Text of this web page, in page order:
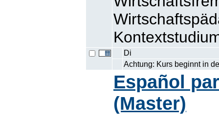
Di
Achtung: Kurs beginnt in
Español
(Master)